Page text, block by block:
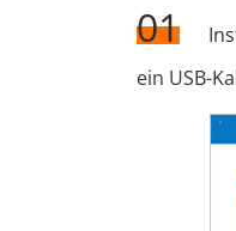
01
ein USB-